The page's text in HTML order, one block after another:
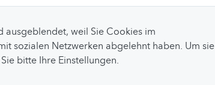
ausgeblendet, weil Sie Cookies im
sozialen Netzwerken abgelehnt haben. Um sie
bitte Ihre Einstellungen.